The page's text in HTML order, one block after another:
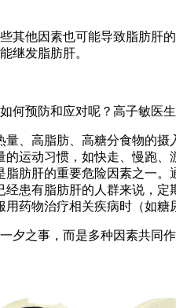
其他因素也可能导致脂肪肝
继发脂肪肝。
何预防和应对呢？高子敏医
、高脂肪、高糖分食物的
的运动习惯，如快走、慢跑
肪肝的重要危险因素之一
经患有脂肪肝的人群来说，
药物治疗相关疾病时（如
夕之事，而是多种因素共同